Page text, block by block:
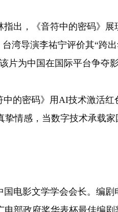
出，《音符中的密码》展
湾导演李祐宁评价其“跨
片为中国在国际平台争夺
的密码》用AI技术激活红
情感，当数字技术承载家
电影文学学会会长。编剧
部政府奖华表杯最佳编剧